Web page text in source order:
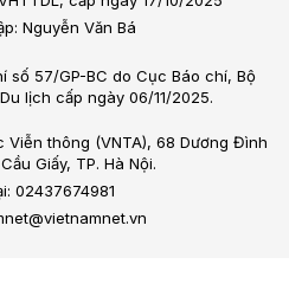
Nguyễn Văn Bá
số 57/GP-BC do Cục Báo chí, Bộ
lịch cấp ngày 06/11/2025.
thông (VNTA), 68 Dương Đình
Giấy, TP. Hà Nội.
02437674981